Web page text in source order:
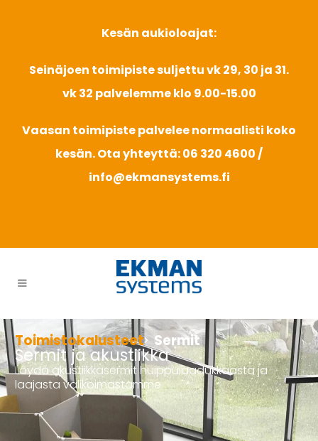
Kesän aukioloajat:
Seinäjoen toimipiste suljettu vk 29, 30 ja 31.
vk 32 palvelemme klo 9.00-15.00
Vaasan toimipiste palvelee normaalisti koko
kesän. Ota yhteyttä: 06 320 4600 /
info@ekmansystems.fi
Toimistokalusteet Sermit
Sermit ja akustiikka
Löydä akustiikkasermit huippulaadukkaasta ja
laajasta valikoimastamme